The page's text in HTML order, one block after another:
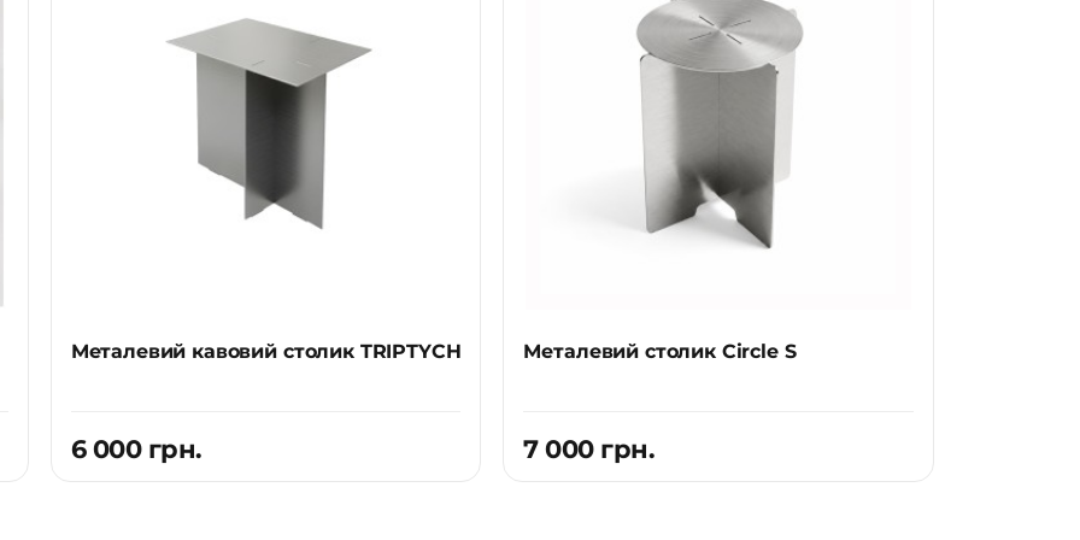
поєднала в собі водостримуючий та антикіготь ефекти. Ідеальний баланс в
класичних таких матеріалів має waterblock ефект. Можна не хвилюватися, якщо
вино на вечірці.
чудово себе почуває поряд з класичними диванами чи кріслами та створює єдину
Наші менеджери допоможуть обрати тканину та кольори, щоб всі елементи
гармонійну атмосферу.
Металевий кавовий столик TRIPTYCH
6 000 грн.
Металевий столик Circle S
7 000 грн.